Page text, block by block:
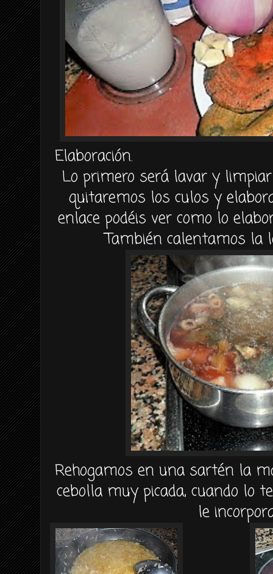
Elaboración.
Lo primero será lavar y
quitaremos los culos y
enlace podéis ver como lo
También calentamos la
Rehogamos en una sartén la
cebolla muy picada, cuando lo
le